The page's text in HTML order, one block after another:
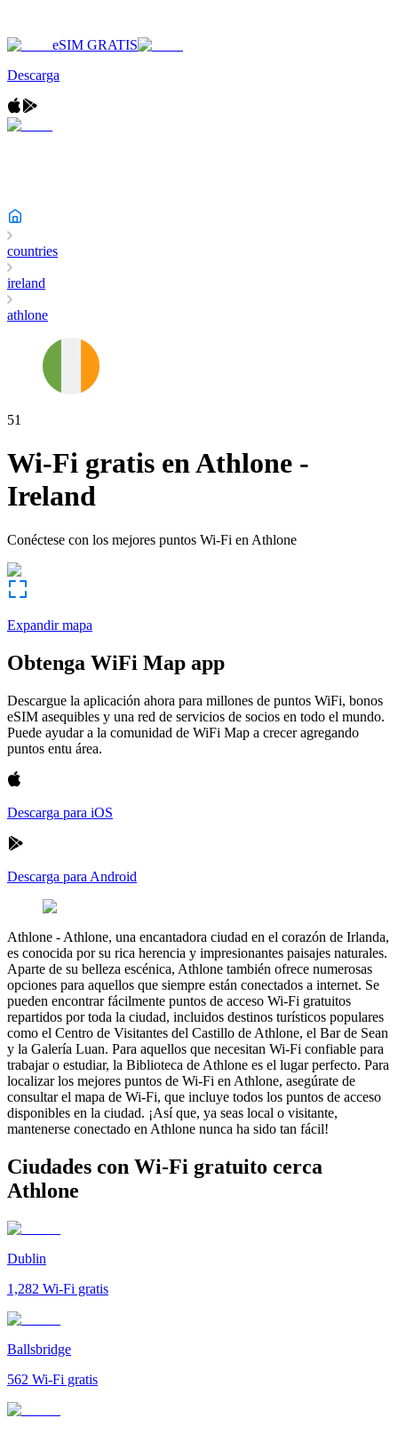
eSIM GRATIS
Descarga
countries
ireland
athlone
51
Wi-Fi gratis enAthlone -
Ireland
Conéctese con los mejores puntos Wi-Fi en Athlone
Expandir mapa
Obtenga WiFi Map app
Descargue la aplicación ahora para millones de puntos WiFi, bonos
eSIM asequibles y una red de servicios de socios en todo el mundo.
Puede ayudar a la comunidad de WiFi Map a crecer agregando
puntos entu área.
Descarga para iOS
Descarga para Android
Athlone - Athlone, una encantadora ciudad en el corazón de Irlanda,
es conocida por su rica herencia y impresionantes paisajes naturales.
Aparte de su belleza escénica, Athlone también ofrece numerosas
opciones para aquellos que siempre están conectados a internet. Se
pueden encontrar fácilmente puntos de acceso Wi-Fi gratuitos
repartidos por toda la ciudad, incluidos destinos turísticos populares
como el Centro de Visitantes del Castillo de Athlone, el Bar de Sean
y la Galería Luan. Para aquellos que necesitan Wi-Fi confiable para
trabajar o estudiar, la Biblioteca de Athlone es el lugar perfecto. Para
localizar los mejores puntos de Wi-Fi en Athlone, asegúrate de
consultar el mapa de Wi-Fi, que incluye todos los puntos de acceso
disponibles en la ciudad. ¡Así que, ya seas local o visitante,
mantenerse conectado en Athlone nunca ha sido tan fácil!
Ciudades con Wi-Fi gratuito cerca
Athlone
Dublin
1,282 Wi-Fi gratis
Ballsbridge
562 Wi-Fi gratis